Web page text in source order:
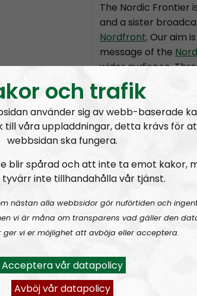
The Nordic Frontier
and a sister
Nordfront. Our aim
message of the
wider audience.
based episodes
Socialism has to
The format is not
subject to change,
the political
Movement but the
the hosts and
Permanent hosts:
Prenumerera på
RSS:https://
rss&show=nordic-
och trafik
använder sig av webb-baserade
till våra uppladdningar, detta krävs för
webbsidan ska fungera.
blir spårad och att inte ta emot kakor,
tyvärr inte tillhandahålla vår tjänst.
nästan alla webbsidor gör nuförtiden och
vi är måna om transparens vad gäller den
ger vi er möjlighet att avböja eller acceptera.
Acceptera vår datapolicy
Avböj vår datapolicy